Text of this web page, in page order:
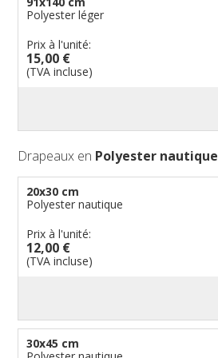
Polyester léger
Prix à l'unité:
15,00 €
(TVA incluse)
Drapeaux en Polyester nautique
20x30 cm
Polyester nautique
Prix à l'unité:
12,00 €
(TVA incluse)
30x45 cm